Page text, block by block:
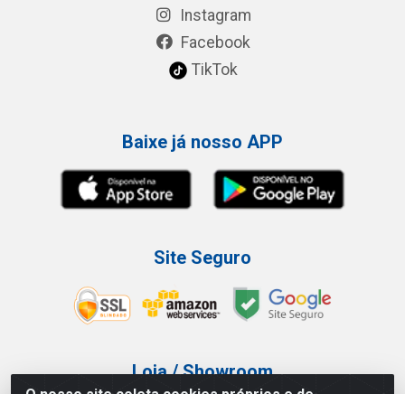
Instagram
Facebook
TikTok
Baixe já nosso APP
Site Seguro
Loja / Showroom